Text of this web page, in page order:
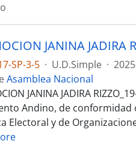
SP-3-5 · U.D.Simple ·
Asamblea Nacional
JANINA JADIRA
Andino, de conformidad
Electoral y de